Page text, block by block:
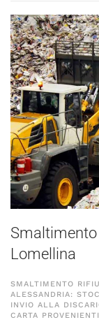
Lomellina
SMALTIMENTO
ALESSANDRIA:
INVIO ALLA
CARTA